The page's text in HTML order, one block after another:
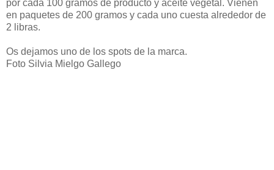
por cada 100 gramos de producto y aceite vegetal. Vienen
en paquetes de 200 gramos y cada uno cuesta alrededor de
2 libras.
Os dejamos uno de los spots de la marca.
Foto Silvia Mielgo Gallego